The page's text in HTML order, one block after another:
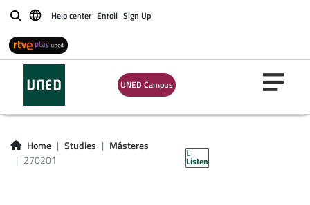
BuscarHelp center Enroll Sign Up
UNED Campus
Home Studies
Másteres
270201
Listen